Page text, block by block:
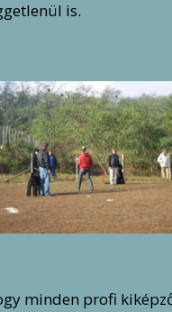
is.
minden profi